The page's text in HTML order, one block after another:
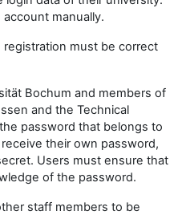
manually.
must be correct
Bochum and members of
and the Technical
password that belongs to
their own password,
Users must ensure that
of the password.
staff members to be